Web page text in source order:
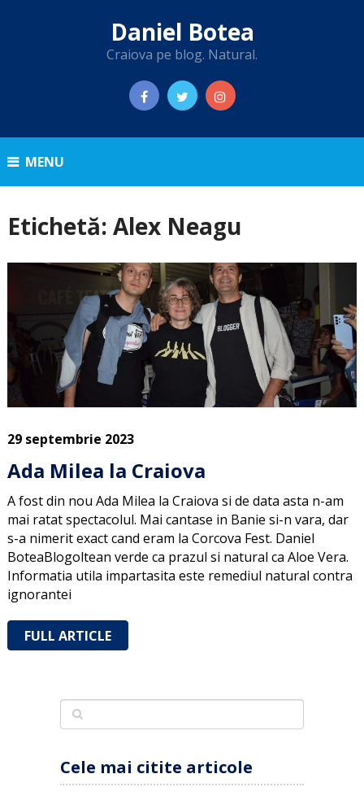
Daniel Botea
Craiova pe blog. Natural.
MENU
Etichetă: Alex Neagu
29 septembrie 2023
Ada Milea la Craiova
A fost din nou Ada Milea la Craiova si de data asta n-am
mai ratat spectacolul. Mai cantase in Banie si-n vara, dar
s-a nimerit exact cand eram la Corcova Fest. Daniel
BoteaBlogoltean verde ca prazul si natural ca Aloe Vera.
Informatia utila impartasita este remediul natural contra
ignorantei
FULL ARTICLE
Cele mai citite articole